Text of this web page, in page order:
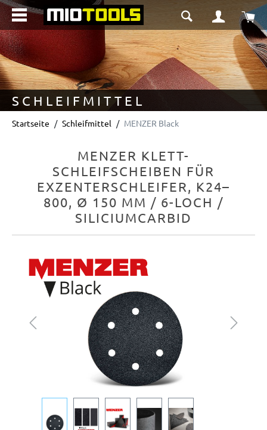
springen
SCHLEIFMITTEL
Startseite Schleifmittel MENZER Black
MENZER KLETT-
SCHLEIFSCHEIBEN FÜR
EXZENTERSCHLEIFER, K24–
800, Ø 150 MM / 6-LOCH /
SILICIUMCARBID
Bildergalerie überspringen